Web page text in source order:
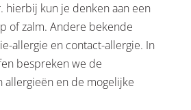
hierbij kun je denken aan een
of zalm. Andere bekende
allergie en contact-allergie. In
bespreken we de
allergieën en de mogelijke